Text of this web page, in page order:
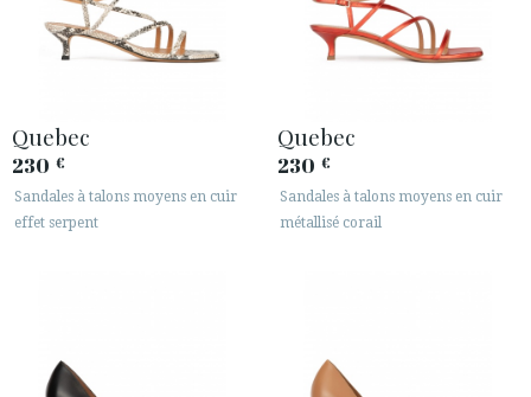
Quebec
230 €
Sandales à talons moyens en cuir
effet serpent
Quebec
230 €
Sandales à talons moyens en cuir
métallisé corail